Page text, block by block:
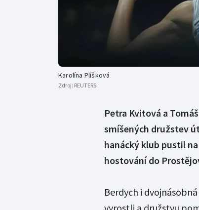
Gymnastika
Karolína Plíšková
Zdroj: REUTERS
Petra Kvitová a
smíšených družstev
hanácký klub pustil
hostování do
Berdych i